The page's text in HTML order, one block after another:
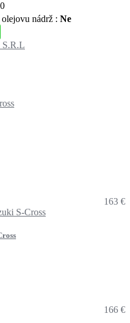
nádrž : Ne
S.R.L
163 €
166 €